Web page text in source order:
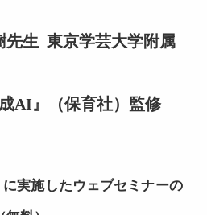
先生東京学芸大学附属
AI』（保育社）監修
実施したウェブセミナーの